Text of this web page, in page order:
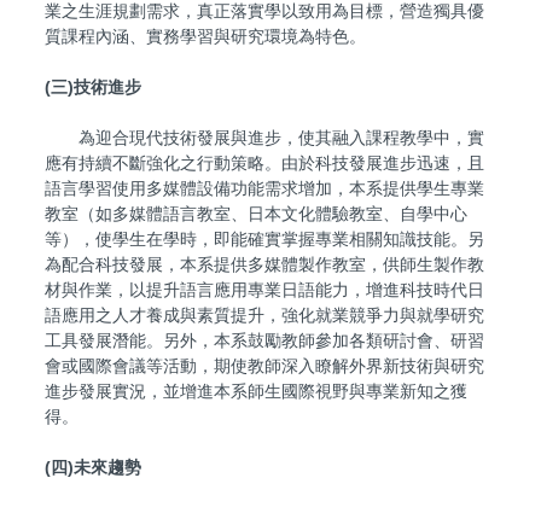
業之生涯規劃需求，真正落實學以致用為目標，營造獨具優
質課程內涵、實務學習與研究環境為特色。
(三)技術進步
為迎合現代技術發展與進步，使其融入課程教學中，實
應有持續不斷強化之行動策略。由於科技發展進步迅速，且
語言學習使用多媒體設備功能需求增加，本系提供學生專業
教室（如多媒體語言教室、日本文化體驗教室、自學中心
等），使學生在學時，即能確實掌握專業相關知識技能。另
為配合科技發展，本系提供多媒體製作教室，供師生製作教
材與作業，以提升語言應用專業日語能力，增進科技時代日
語應用之人才養成與素質提升，強化就業競爭力與就學研究
工具發展潛能。另外，本系鼓勵教師參加各類研討會、研習
會或國際會議等活動，期使教師深入瞭解外界新技術與研究
進步發展實況，並增進本系師生國際視野與專業新知之獲
得。
(四)未來趨勢